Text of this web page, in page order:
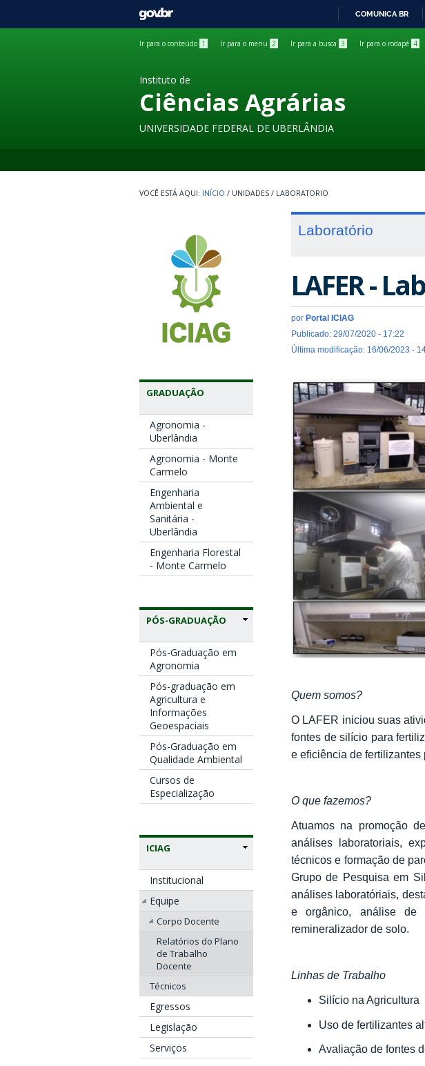
GOVBR
COMUNICA BR
Ir para o conteúdo 1 Ir para o menu 2 Ir para a busca 3 Ir para o rodapé 4
Instituto de
Ciências Agrárias
UNIVERSIDADE FEDERAL DE UBERLÂNDIA
INÍCIO / UNIDADES / LABORATORIO
GRADUAÇÃO
Agronomia -
Uberlândia
Agronomia - Monte
Carmelo
Engenharia
Ambiental e
Sanitária -
Uberlândia
Engenharia Florestal
- Monte Carmelo
PÓS-GRADUAÇÃO
Pós-Graduação em
Agronomia
Pós-graduação em
Agricultura e
Informações
Geoespaciais
Pós-Graduação em
Qualidade Ambiental
Cursos de
Especialização
ICIAG
Institucional
Equipe
Corpo Docente
Relatórios do Plano
de Trabalho
Docente
Técnicos
Egressos
Legislação
Serviços
Laboratório
LAFER -
por Portal ICIAG
Publicado: 29/07/2020 - 17:22
Última modificação: 16/06/2023 -
Quem somos?
O LAFER iniciou suas
fontes de silício para
e eficiência de fertilizantes
O que fazemos?
Atuamos na promoção
análises laboratoriais,
técnicos e formação de
Grupo de Pesquisa em
análises laboratóriais,
e orgânico, análise de
remineralizador de solo.
Linhas de Trabalho
Silício na Agricultura
Uso de fertilizantes
Avaliação de fontes